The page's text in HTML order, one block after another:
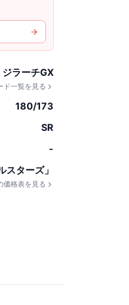
ジラーチGX
ド一覧を見る
180/173
SR
-
ターズ」
価格表を見る